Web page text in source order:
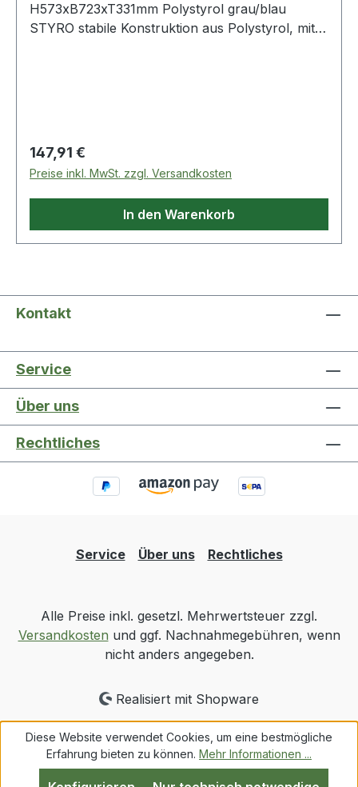
H573xB723xT331mm Polystyrol grau/blau
STYRO stabile Konstruktion aus Polystyrol, mit
Regulärer Preis:
147,91 €
Preise inkl. MwSt. zzgl. Versandkosten
In den Warenkorb
Kontakt
Service
Über uns
Rechtliches
Service Über uns Rechtliches
Alle Preise inkl. gesetzl. Mehrwertsteuer zzgl.
Versandkosten und ggf. Nachnahmegebühren, wenn
nicht anders angegeben.
Realisiert mit Shopware
Diese Website verwendet Cookies, um eine bestmögliche
Erfahrung bieten zu können. Mehr Informationen ...